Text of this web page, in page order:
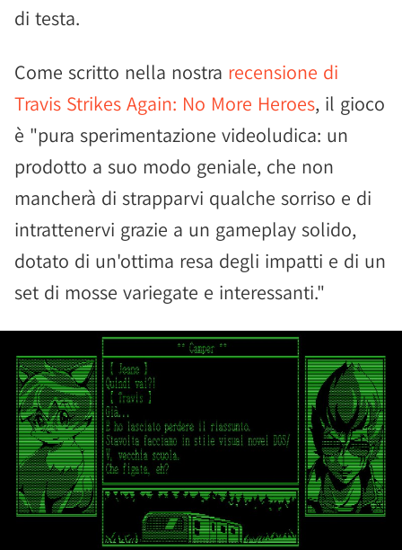
di testa.
Come scritto nella nostra recensione di
Travis Strikes Again: No More Heroes, il gioco
è "pura sperimentazione videoludica: un
prodotto a suo modo geniale, che non
mancherà di strapparvi qualche sorriso e di
intrattenervi grazie a un gameplay solido,
dotato di un'ottima resa degli impatti e di un
set di mosse variegate e interessanti."